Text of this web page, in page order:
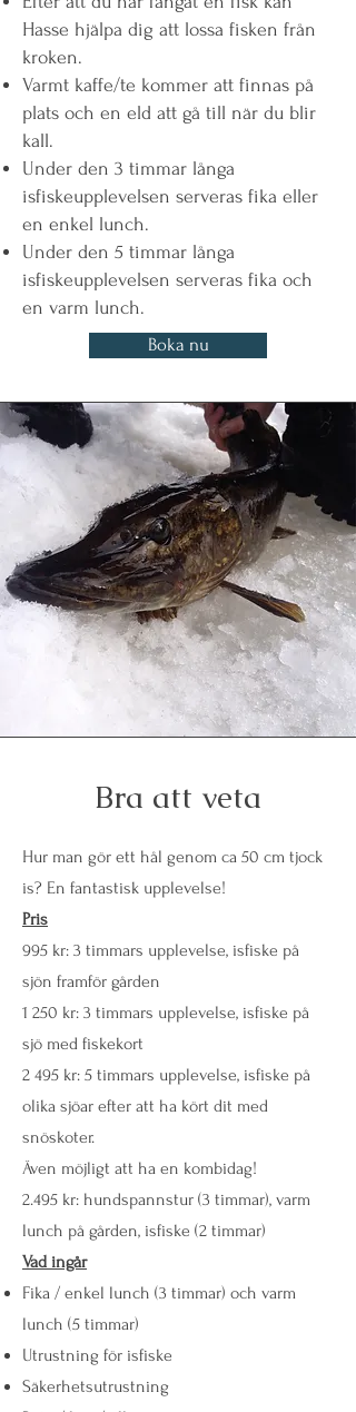
Hasse hjälpa dig att lossa fisken från
kroken.
Varmt kaffe/te kommer att finnas på
plats och en eld att gå till när du blir
kall.
Under den 3 timmar långa
isfiskeupplevelsen serveras fika eller
en enkel lunch.
Under den 5 timmar långa
isfiskeupplevelsen serveras fika och
en varm lunch.
Boka nu
Bra att veta
Hur man gör ett hål genom ca 50 cm tjock
is? En fantastisk upplevelse!
Pris
995 kr: 3 timmars upplevelse, isfiske på
sjön framför gården
1 250 kr: 3 timmars upplevelse, isfiske på
sjö med fiskekort
2 495 kr: 5 timmars upplevelse, isfiske på
olika sjöar efter att ha kört dit med
snöskoter.
Även möjligt att ha en kombidag!
2.495 kr: hundspannstur (3 timmar), varm
lunch på gården, isfiske (2 timmar)
Vad ingår
Fika / enkel lunch (3 timmar) och varm
lunch (5 timmar)
Utrustning för isfiske
Säkerhetsutrustning